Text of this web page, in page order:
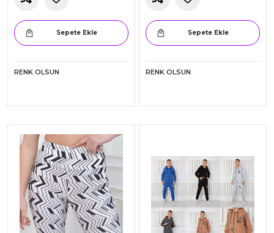
Sepete Ekle
RENK OLSUN
Sepete Ekle
RENK OLSUN